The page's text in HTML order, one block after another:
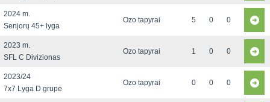
2024 m.
Senjorų 45+ lyga
Ozo tapyrai 5 0 0
2023 m.
SFL C Divizionas
Ozo tapyrai 1 0 0
2023/24
7x7 Lyga D grupė
Ozo tapyrai 0 0 0